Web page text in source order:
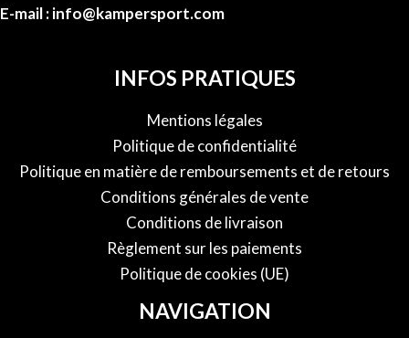
E-mail : info@kampersport.com
INFOS PRATIQUES
Mentions légales
Politique de confidentialité
Politique en matière de remboursements et de retours
Conditions générales de vente
Conditions de livraison
Règlement sur les paiements
Politique de cookies (UE)
NAVIGATION